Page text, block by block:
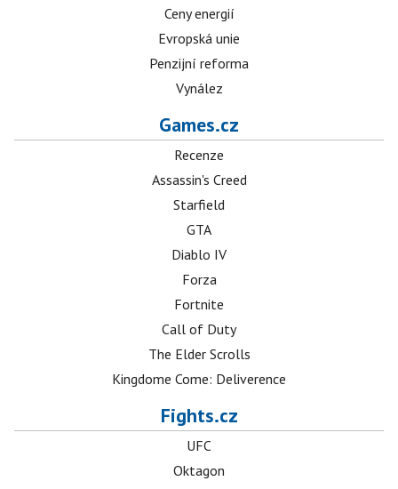
Ceny energií
Evropská unie
Penzijní reforma
Vynález
Games.cz
Recenze
Assassin's Creed
Starfield
GTA
Diablo IV
Forza
Fortnite
Call of Duty
The Elder Scrolls
Kingdome Come: Deliverence
Fights.cz
UFC
Oktagon